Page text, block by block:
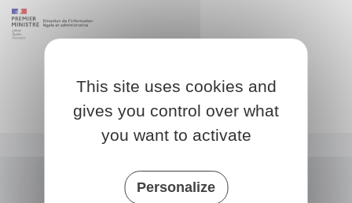
This site uses cookies and
gives you control over what
you want to activate
Personalize